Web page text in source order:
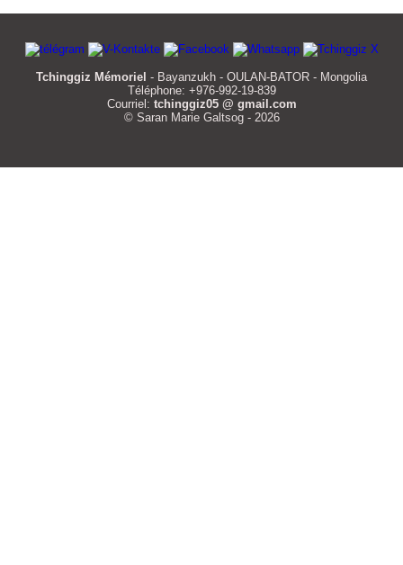
Tchinggiz Mémoriel - Bayanzukh - OULAN-BATOR - Mongolia
Téléphone: +976-992-19-839
Courriel: tchinggiz05 @ gmail.com
© Saran Marie Galtsog - 2026